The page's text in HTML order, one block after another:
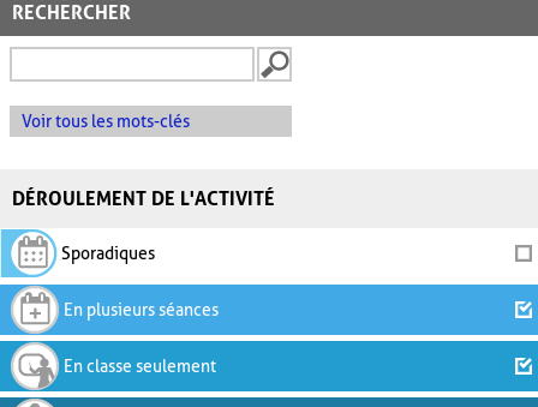
RECHERCHER
Voir tous les mots-clés
DÉROULEMENT DE L'ACTIVITÉ
Sporadiques
En plusieurs séances
En classe seulement